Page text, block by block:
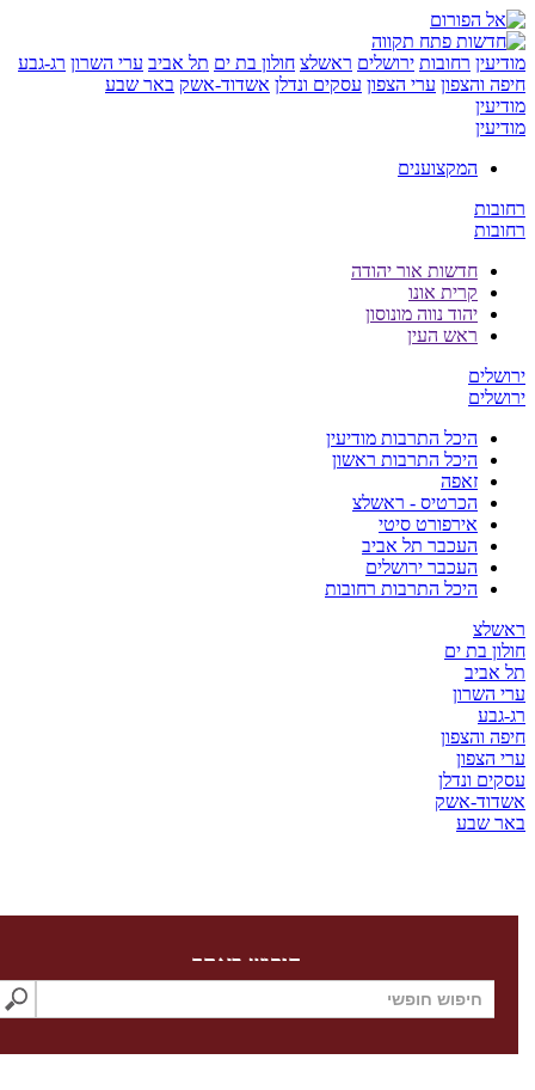
רחובות ירושלים ראשלצ חולון בת ים תל אביב ערי השרון רג-גבע
ערי הצפון עסקים ונדלן אשדוד-אשק באר שבע
המקצוענים
חדשות אור יהודה
קרית אונו
יהוד נווה מונוסון
ראש העין
היכל התרבות מודיעין
היכל התרבות ראשון
זאפה
הכרטיס - ראשלצ
אירפורט סיטי
העכבר תל אביב
העכבר ירושלים
היכל התרבות רחובות
בת ים
ונדלן
אשק
חיפוש באתר